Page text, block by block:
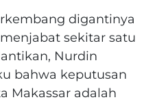
digantinya
sekitar satu
Nurdin
bahwa keputusan
Makassar adalah